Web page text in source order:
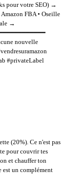
pour votre SEO) →
FBA • Oseille
→
nouvelle
#privateLabel
(20%). Ce n'est pas
pour couvrir tes
et chauffer ton
est un complément